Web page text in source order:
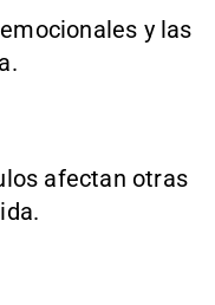
y las
afectan otras